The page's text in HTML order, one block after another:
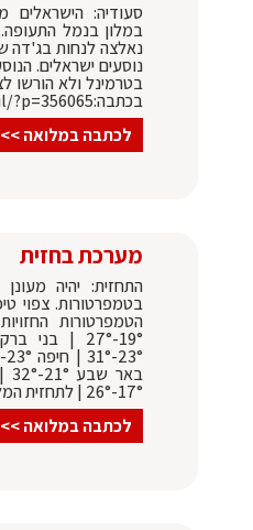
סעודיה: הישראלים
במלון בנמל
נאלצה לנחות בג'דה
נוסעים ישראלים.
בטרמינל ולא הורשו
בכתבה:https://bahazit.co.il/?p=356065
לכתבה במלואה >>
מערכת בחזית
התחזית: יהיה
בטמפרטורות. צפוי
הטמפרטורות
17°-26° | לתחזית המלאה >>
לכתבה במלואה >>